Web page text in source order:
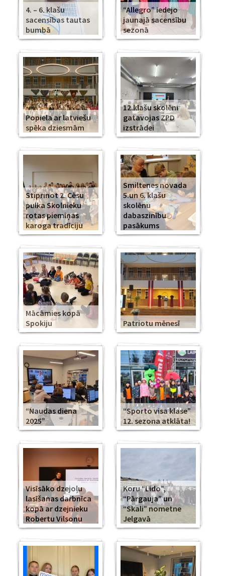
4. – 6. klašu
sacensības tautas
bumbā
“Allegro” iedejo
jaunajā sacensību
sezonā
Popiela ar latviešu
spēka dziesmām
12.klašu skolēni
gatavojas ZPD
izstrādei
Stiprinot 2. Cēsu
pulka Skolnieku
rotas piemiņas
karoga tradīciju
Smiltenes novada
5.un 6. klašu
skolēnu
dabaszinību
pasākums
Mācāmies kopā
Spokiju
Patriotu mēnesī
“Naudas diena
2025”
“Sporto visa klase”
12. sezona atklāta!
Visīsāko dzejoļu
lasīšanas darbnīca
kopā ar dzejnieku
Robertu Vilsonu
Koru “Lido”,
“Pārgauja” un
“Skali” nometne
Jelgavā